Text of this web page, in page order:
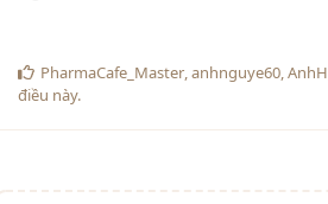
PharmaCafe_Master,anhnguye60,AnhH
điều này.